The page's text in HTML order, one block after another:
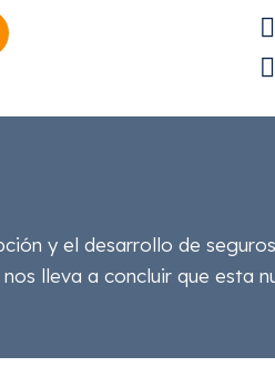
y el desarrollo de
lleva a concluir que esta